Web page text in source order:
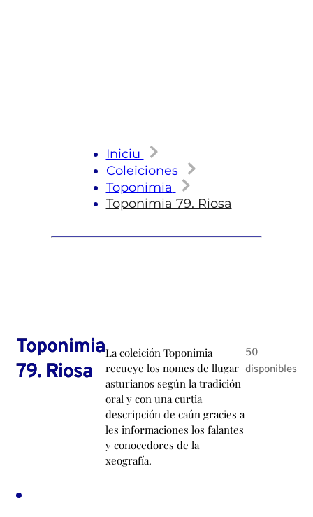
Iniciu
Coleiciones
Toponimia
Toponimia 79. Riosa
Toponimia
79. Riosa
La coleición Toponimia
recueye los nomes de llugar
asturianos según la tradición
oral y con una curtia
descripción de caún gracies a
les informaciones los falantes
y conocedores de la
xeografía.
50
disponibles